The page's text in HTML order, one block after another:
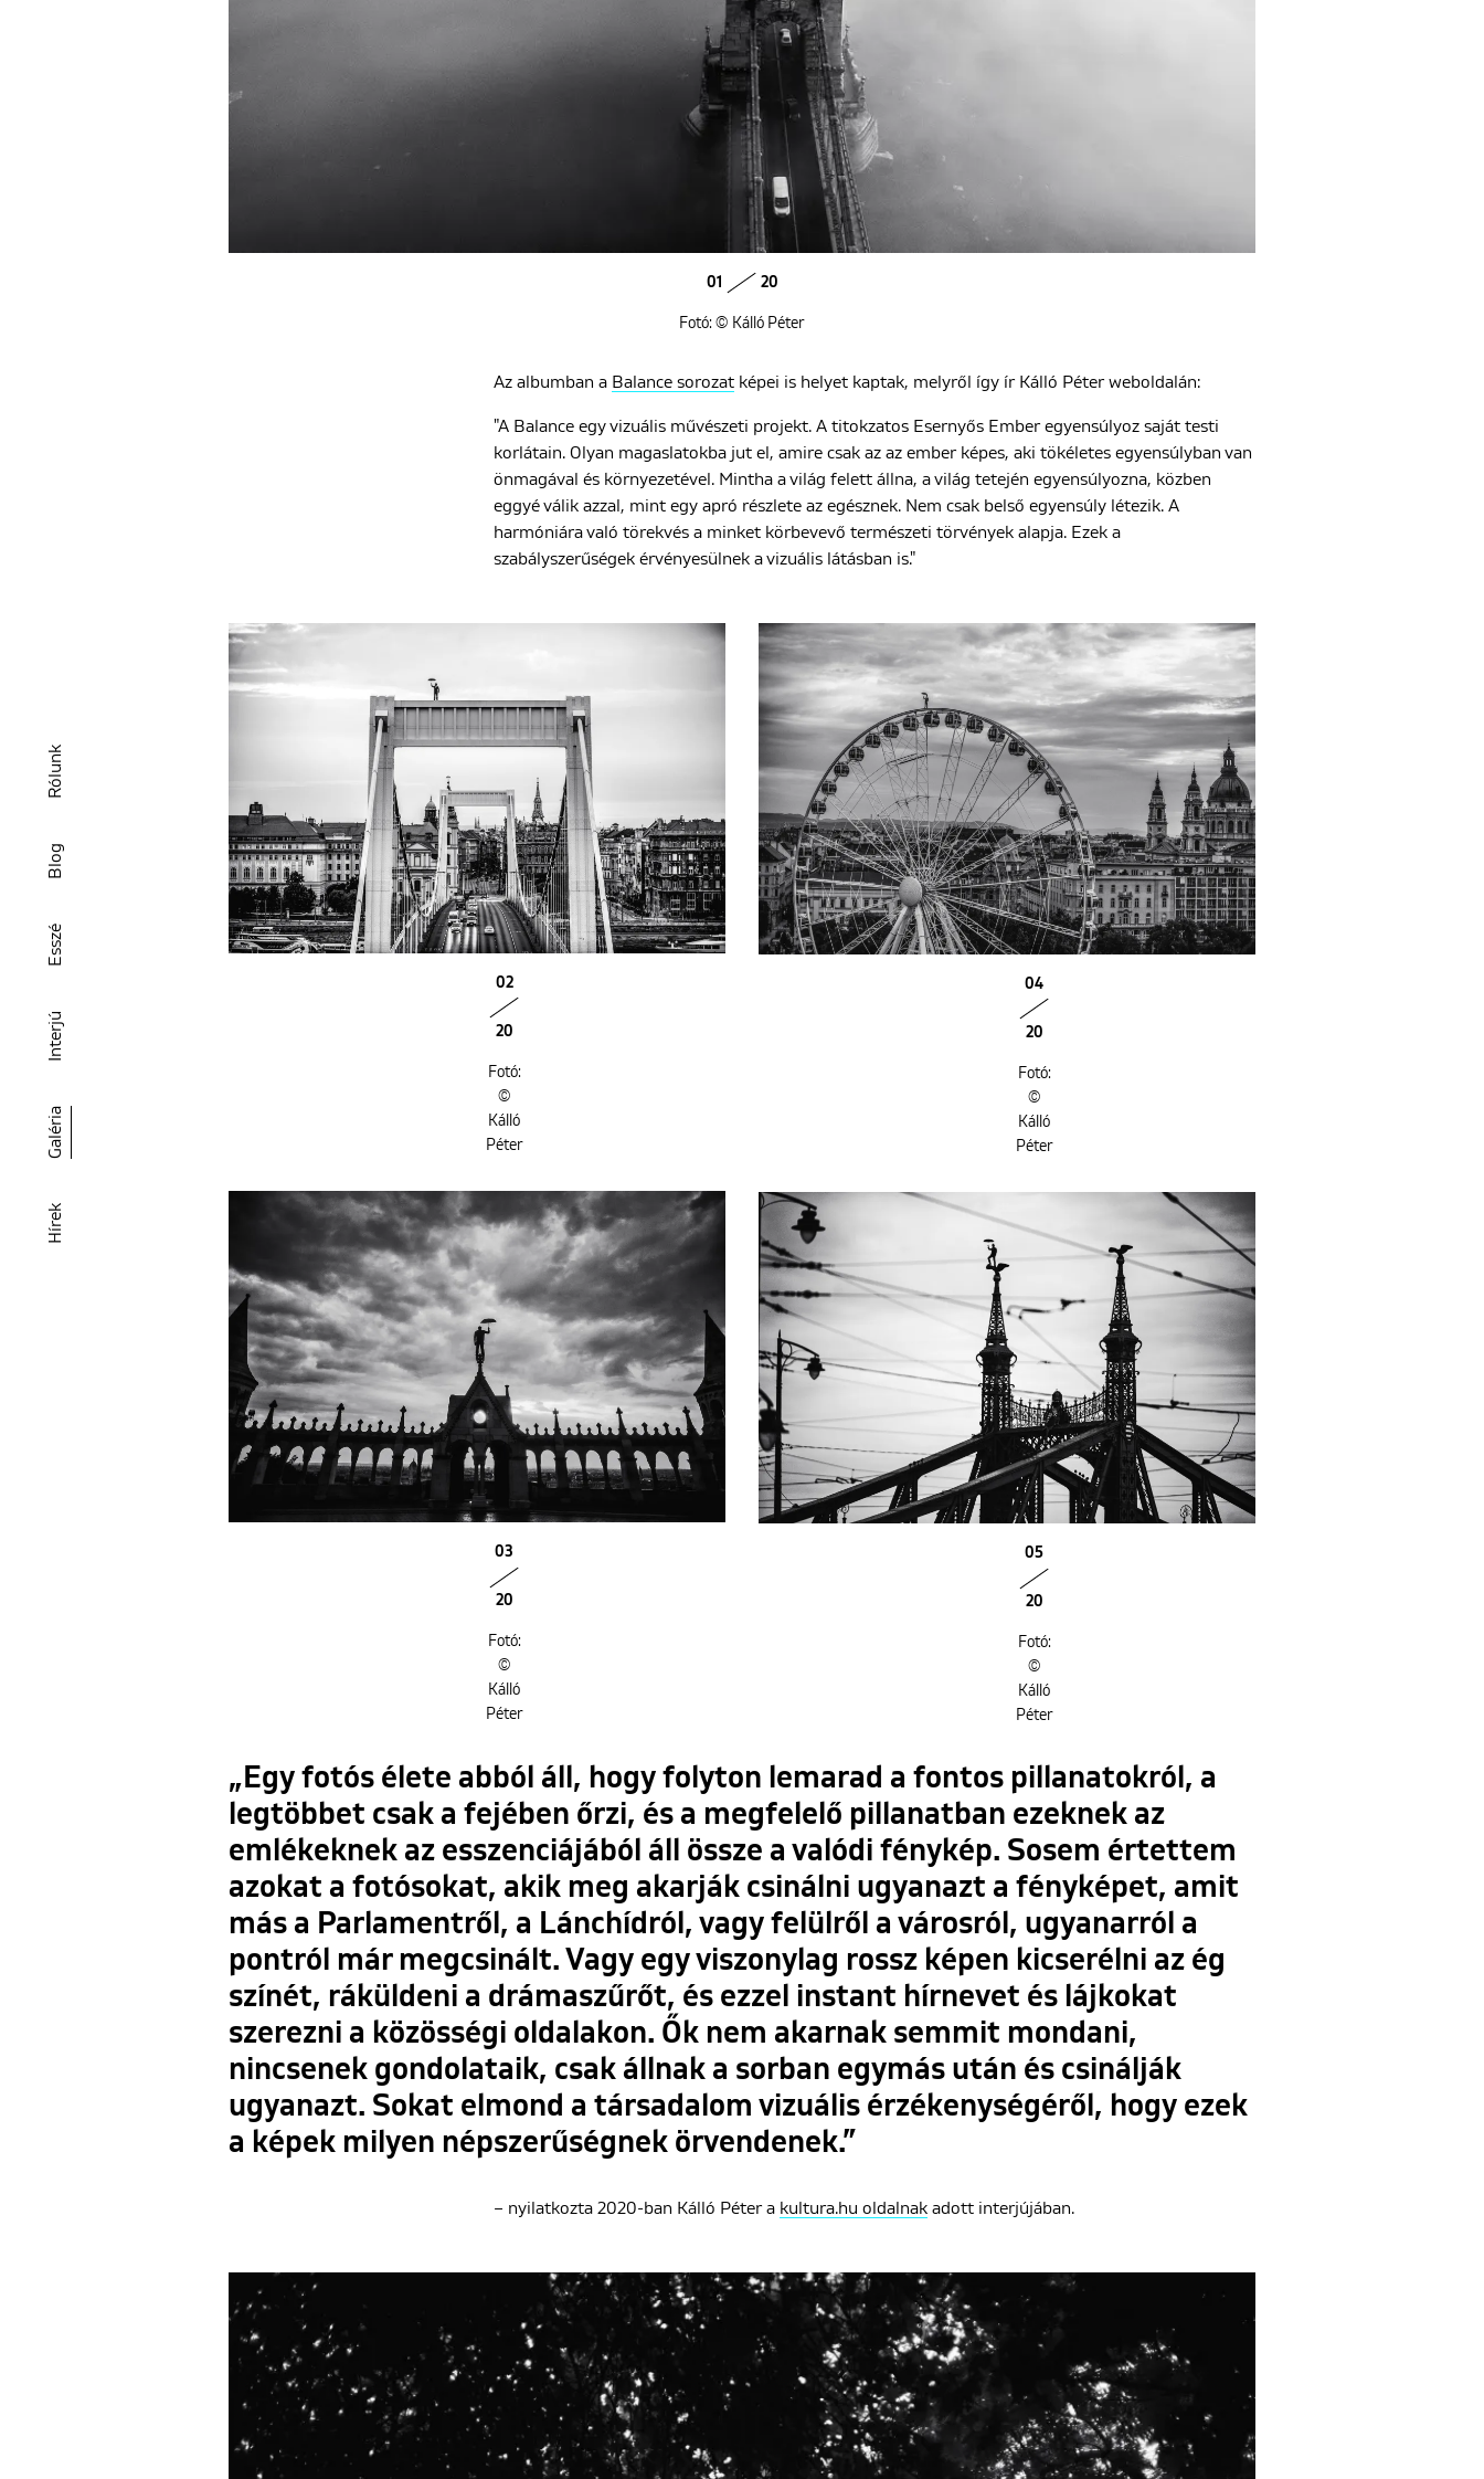
Hírek
Galéria
Interjú
Esszé
Blog
Rólunk
01 20
Fotó: © Kálló Péter
Az albumban a Balance sorozat képei is helyet kaptak, melyről így ír Kálló Péter weboldalán:
"A Balance egy vizuális művészeti projekt. A titokzatos Esernyős Ember egyensúlyoz saját testi
korlátain. Olyan magaslatokba jut el, amire csak az az ember képes, aki tökéletes egyensúlyban van
önmagával és környezetével. Mintha a világ felett állna, a világ tetején egyensúlyozna, közben
eggyé válik azzal, mint egy apró részlete az egésznek. Nem csak belső egyensúly létezik. A
harmóniára való törekvés a minket körbevevő természeti törvények alapja. Ezek a
szabályszerűségek érvényesülnek a vizuális látásban is."
02
20
Fotó:
©
Kálló
Péter
03
20
Fotó:
©
Kálló
Péter
04
20
Fotó:
©
Kálló
Péter
05
20
Fotó:
©
Kálló
Péter
„Egy fotós élete abból áll, hogy folyton lemarad a fontos pillanatokról, a
legtöbbet csak a fejében őrzi, és a megfelelő pillanatban ezeknek az
emlékeknek az esszenciájából áll össze a valódi fénykép. Sosem értettem
azokat a fotósokat, akik meg akarják csinálni ugyanazt a fényképet, amit
más a Parlamentről, a Lánchídról, vagy felülről a városról, ugyanarról a
pontról már megcsinált. Vagy egy viszonylag rossz képen kicserélni az ég
színét, ráküldeni a drámaszűrőt, és ezzel instant hírnevet és lájkokat
szerezni a közösségi oldalakon. Ők nem akarnak semmit mondani,
nincsenek gondolataik, csak állnak a sorban egymás után és csinálják
ugyanazt. Sokat elmond a társadalom vizuális érzékenységéről, hogy ezek
a képek milyen népszerűségnek örvendenek.”
– nyilatkozta 2020-ban Kálló Péter a kultura.hu oldalnak adott interjújában.